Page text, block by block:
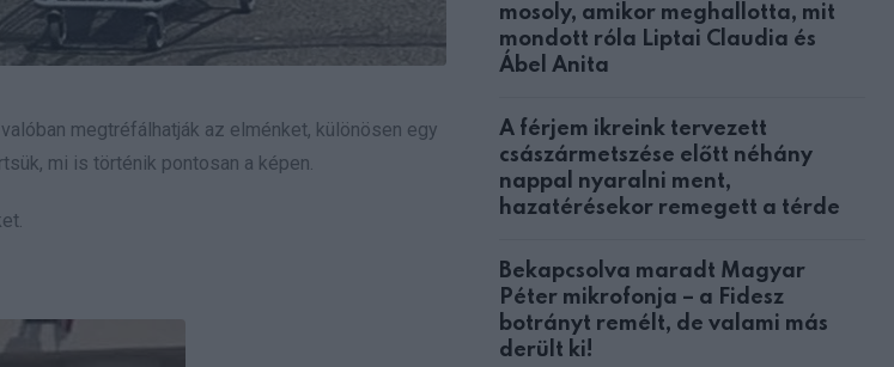
megtréfálhatják az elménket, különösen egy
mi is történik pontosan a képen.
mosoly, amikor meghallotta, mit
mondott róla Liptai Claudia és
Ábel Anita
A férjem ikreink tervezett
császármetszése előtt néhány
nappal nyaralni ment,
hazatérésekor remegett a térde
Bekapcsolva maradt Magyar
Péter mikrofonja – a Fidesz
botrányt remélt, de valami más
derült ki!